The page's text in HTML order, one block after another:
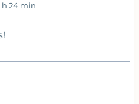
h 24 min